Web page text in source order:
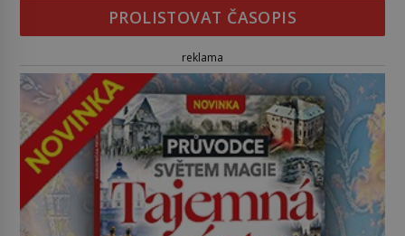
PROLISTOVAT ČASOPIS
reklama